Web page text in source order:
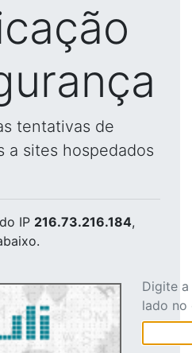
tentativas de
a sites hospedados
do IP 216.73.216.184,
Digite
lado no